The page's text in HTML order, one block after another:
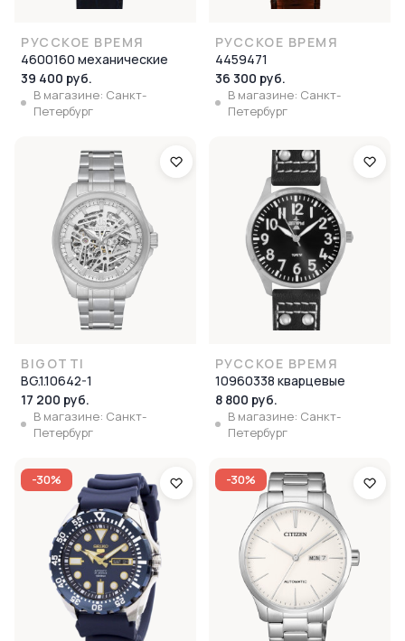
РУССКОЕ ВРЕМЯ
4600160 механические
39 400 руб.
В магазине: Санкт-
Петербург
РУССКОЕ ВРЕМЯ
4459471
36 300 руб.
В магазине: Санкт-
Петербург
BIGOTTI
BG.1.10642-1
17 200 руб.
В магазине: Санкт-
Петербург
РУССКОЕ ВРЕМЯ
10960338 кварцевые
8 800 руб.
В магазине: Санкт-
Петербург
-30% -30%